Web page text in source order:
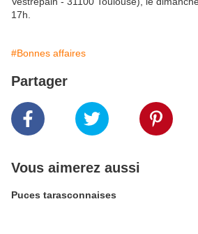
17h.
#Bonnes affaires
Partager
Vous aimerez aussi
Puces tarasconnaises